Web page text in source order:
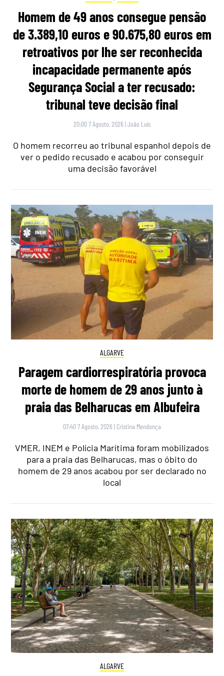
Homem de 49 anos consegue pensão
de 3.389,10 euros e 90.675,80 euros em
retroativos por lhe ser reconhecida
incapacidade permanente após
Segurança Social a ter recusado:
tribunal teve decisão final
20:00 7 Agosto, 2026 |João Luís
O homem recorreu ao tribunal espanhol depois de
ver o pedido recusado e acabou por conseguir
uma decisão favorável
ALGARVE
Paragem cardiorrespiratória provoca
morte de homem de 29 anos junto à
praia das Belharucas em Albufeira
07:40 7 Agosto, 2026 | Cristina Mendonça
VMER, INEM e Polícia Marítima foram mobilizados
para a praia das Belharucas, mas o óbito do
homem de 29 anos acabou por ser declarado no
local
ALGARVE